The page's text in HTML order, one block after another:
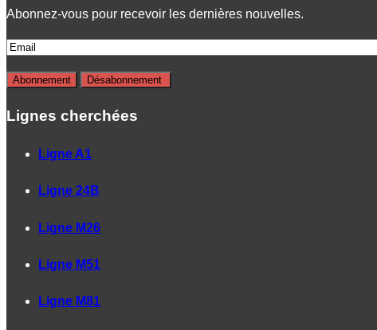
Abonnez-vous pour recevoir les dernières nouvelles.
Lignes cherchées
Ligne A1
Ligne 24B
Ligne M26
Ligne M51
Ligne M81